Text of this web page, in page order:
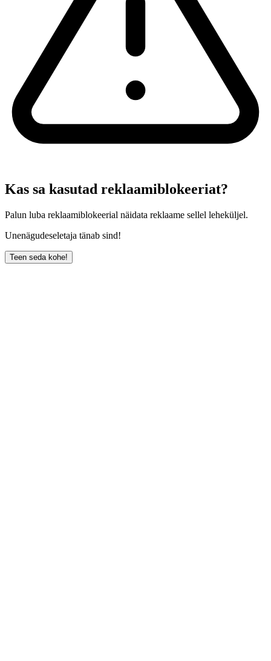
Kas sa kasutad reklaamiblokeeriat?
Palun luba reklaamiblokeerial näidata reklaame sellel leheküljel.
Unenägudeseletaja tänab sind!
Teen seda kohe!